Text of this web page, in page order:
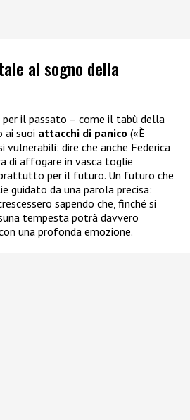
al sogno della
per il passato – come il tabù della
ai suoi attacchi di panico («È
dire che anche Federica
di affogare in vasca toglie
per il futuro. Un futuro che
guidato da una parola precisa:
sapendo che, finché si
tempesta potrà davvero
una profonda emozione.